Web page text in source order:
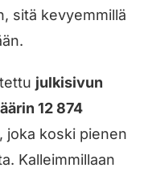
sitä kevyemmillä
julkisivun
12 874
, joka koski pienen
Kalleimmillaan